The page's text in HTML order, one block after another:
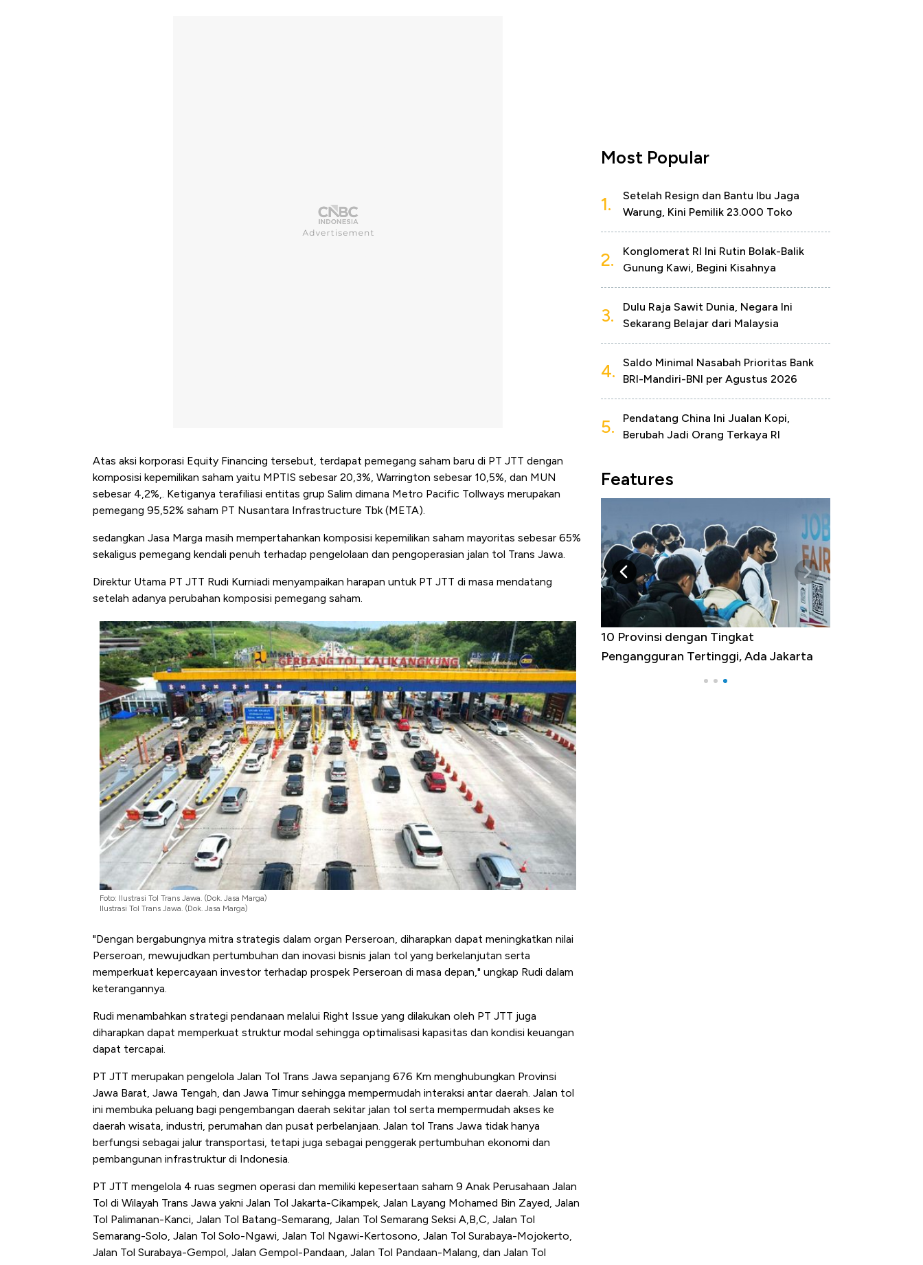
Atas aksi korporasi Equity Financing tersebut, terdapat pemegang saham baru di PT JTT dengan
komposisi kepemilikan saham yaitu MPTIS sebesar 20,3%, Warrington sebesar 10,5%, dan MUN
sebesar 4,2%,. Ketiganya terafiliasi entitas grup Salim dimana Metro Pacific Tollways merupakan
pemegang 95,52% saham PT Nusantara Infrastructure Tbk (META).
sedangkan Jasa Marga masih mempertahankan komposisi kepemilikan saham mayoritas sebesar 65%
sekaligus pemegang kendali penuh terhadap pengelolaan dan pengoperasian jalan tol Trans Jawa.
Direktur Utama PT JTT Rudi Kurniadi menyampaikan harapan untuk PT JTT di masa mendatang
setelah adanya perubahan komposisi pemegang saham.
Foto: Ilustrasi Tol Trans Jawa. (Dok. Jasa Marga)
Ilustrasi Tol Trans Jawa. (Dok. Jasa Marga)
"Dengan bergabungnya mitra strategis dalam organ Perseroan, diharapkan dapat meningkatkan nilai
Perseroan, mewujudkan pertumbuhan dan inovasi bisnis jalan tol yang berkelanjutan serta
memperkuat kepercayaan investor terhadap prospek Perseroan di masa depan," ungkap Rudi dalam
keterangannya.
Rudi menambahkan strategi pendanaan melalui Right Issue yang dilakukan oleh PT JTT juga
diharapkan dapat memperkuat struktur modal sehingga optimalisasi kapasitas dan kondisi keuangan
dapat tercapai.
PT JTT merupakan pengelola Jalan Tol Trans Jawa sepanjang 676 Km menghubungkan Provinsi
Jawa Barat, Jawa Tengah, dan Jawa Timur sehingga mempermudah interaksi antar daerah. Jalan tol
ini membuka peluang bagi pengembangan daerah sekitar jalan tol serta mempermudah akses ke
daerah wisata, industri, perumahan dan pusat perbelanjaan. Jalan tol Trans Jawa tidak hanya
berfungsi sebagai jalur transportasi, tetapi juga sebagai penggerak pertumbuhan ekonomi dan
pembangunan infrastruktur di Indonesia.
PT JTT mengelola 4 ruas segmen operasi dan memiliki kepesertaan saham 9 Anak Perusahaan Jalan
Tol di Wilayah Trans Jawa yakni Jalan Tol Jakarta-Cikampek, Jalan Layang Mohamed Bin Zayed, Jalan
Tol Palimanan-Kanci, Jalan Tol Batang-Semarang, Jalan Tol Semarang Seksi A,B,C, Jalan Tol
Semarang-Solo, Jalan Tol Solo-Ngawi, Jalan Tol Ngawi-Kertosono, Jalan Tol Surabaya-Mojokerto,
Jalan Tol Surabaya-Gempol, Jalan Gempol-Pandaan, Jalan Tol Pandaan-Malang, dan Jalan Tol
Most Popular
1.
Setelah Resign dan Bantu Ibu Jaga
Warung, Kini Pemilik 23.000 Toko
2.
Konglomerat RI Ini Rutin Bolak-Balik
Gunung Kawi, Begini Kisahnya
3.
Dulu Raja Sawit Dunia, Negara Ini
Sekarang Belajar dari Malaysia
4.
Saldo Minimal Nasabah Prioritas Bank
BRI-Mandiri-BNI per Agustus 2026
5.
Pendatang China Ini Jualan Kopi,
Berubah Jadi Orang Terkaya RI
Features
Kongo Tutup Keran Ekspor, Harga
Tembaga Terbang ke Zona Berbahaya
Adu Panas Kinerja Emiten Minyak RI,
Mana yang Cuannya Paling Menyala?
10 Provinsi dengan Tingkat
Pengangguran Tertinggi, Ada Jakarta